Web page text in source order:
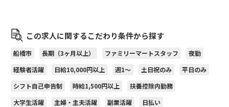
この求人に関するこだわり条件から探す
船橋市 長期（3ヶ月以上） ファミリーマートスタッフ
夜勤
経験者活躍
日給10,000円以上 週1～ 土日祝のみ
平日のみ
シフト自己申告制
時給1,500円以上
扶養控除内勤務
大学生活躍
主婦・主夫活躍 副業活躍 日払い